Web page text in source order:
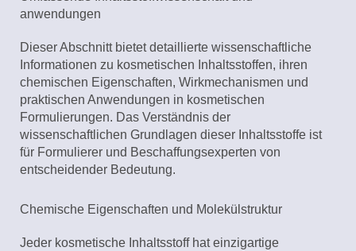
anwendungen
Dieser Abschnitt bietet detaillierte wissenschaftliche
Informationen zu kosmetischen Inhaltsstoffen, ihren
chemischen Eigenschaften, Wirkmechanismen und
praktischen Anwendungen in kosmetischen
Formulierungen. Das Verständnis der
wissenschaftlichen Grundlagen dieser Inhaltsstoffe ist
für Formulierer und Beschaffungsexperten von
entscheidender Bedeutung.
Chemische Eigenschaften und Molekülstruktur
Jeder kosmetische Inhaltsstoff hat einzigartige